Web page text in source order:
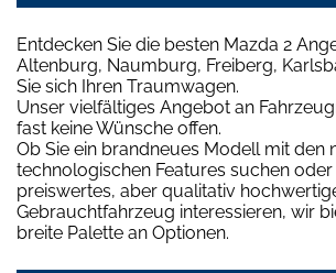
Entdecken Sie die besten Mazda 2
Altenburg, Naumburg, Freiberg,
Sie sich Ihren Traumwagen.
Unser vielfältiges Angebot an
fast keine Wünsche offen.
Ob Sie ein brandneues Modell mit den
technologischen Features suchen
preiswertes, aber qualitativ
Gebrauchtfahrzeug interessieren, wir
breite Palette an Optionen.